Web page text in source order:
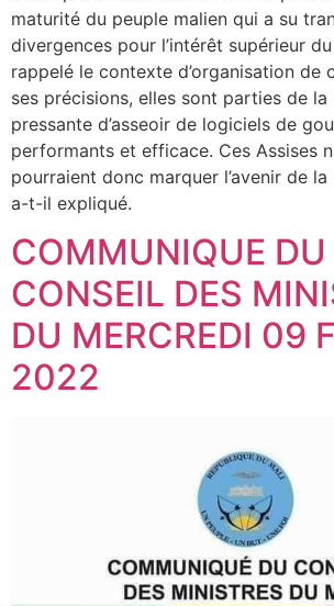
maturité du peuple malien qui a su
divergences pour l’intérêt supérieur
rappelé le contexte d’organisation de
ses précisions, elles sont parties de la
pressante d’asseoir de logiciels de
performants et efficace. Ces Assises
pourraient donc marquer l’avenir de
a-t-il expliqué.
COMMUNIQUE DU
CONSEIL DES
DU MERCREDI 09
2022